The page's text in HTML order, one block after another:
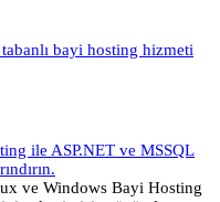
bayi hosting hizmeti
ile ASP.NET ve MSSQL
ve Windows Bayi Hosting